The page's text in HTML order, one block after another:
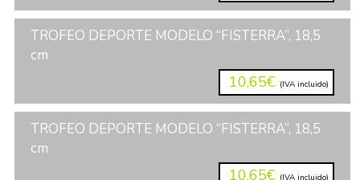
TROFEO DEPORTE MODELO “FISTERRA”, 18,5
cm
10,65€ (IVA incluido)
TROFEO DEPORTE MODELO “FISTERRA”, 18,5
cm
10,65€ (IVA incluido)